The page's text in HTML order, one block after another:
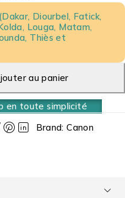
Diourbel, Fatick,
Louga, Matam,
Thiès et
au panier
en toute simplicité
Brand:Canon